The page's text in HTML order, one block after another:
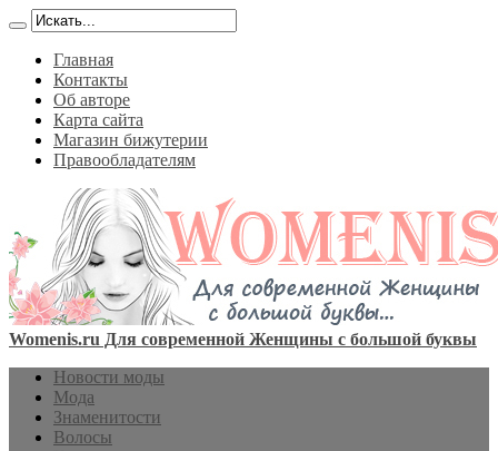
Главная
Контакты
Об авторе
Карта сайта
Магазин бижутерии
Правообладателям
Womenis.ru Для современной Женщины с большой буквы
Новости моды
Мода
Знаменитости
Волосы